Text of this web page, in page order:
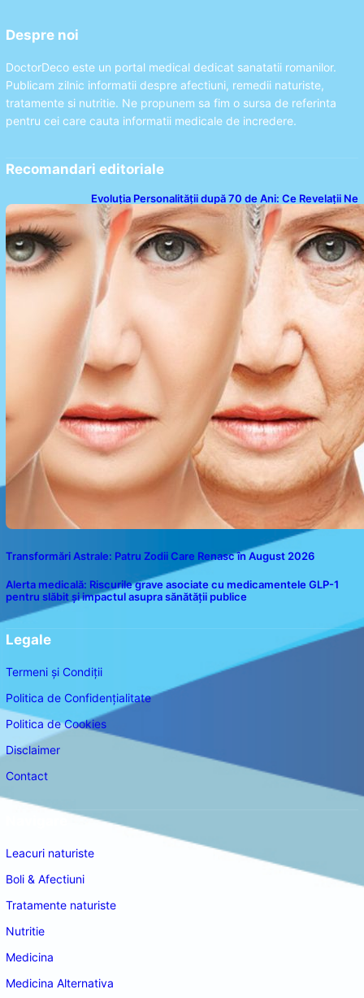
Despre noi
DoctorDeco este un portal medical dedicat sanatatii romanilor.
Publicam zilnic informatii despre afectiuni, remedii naturiste,
tratamente si nutritie. Ne propunem sa fim o sursa de referinta
pentru cei care cauta informatii medicale de incredere.
Recomandari editoriale
Evoluția Personalității după 70 de Ani: Ce Revelații Ne
Oferă Studiile Psihologice
Transformări Astrale: Patru Zodii Care Renasc în August 2026
Alerta medicală: Riscurile grave asociate cu medicamentele GLP-1
pentru slăbit și impactul asupra sănătății publice
Legale
Termeni și Condiții
Politica de Confidențialitate
Politica de Cookies
Disclaimer
Contact
Leacuri naturiste
Boli & Afectiuni
Tratamente naturiste
Nutritie
Medicina
Medicina Alternativa